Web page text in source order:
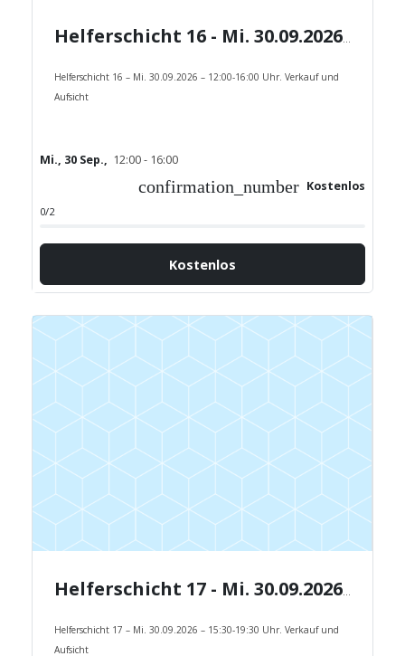
Helferschicht 16 – Mi. 30.09.2026 – 12:00-16:00 Uhr. Verkauf und
Aufsicht
Mi., 30 Sep., 12:00 - 16:00
confirmation_number Kostenlos
0/2
Kostenlos
Helferschicht 17 – Mi. 30.09.2026 – 15:30-19:30 Uhr. Verkauf und
Aufsicht